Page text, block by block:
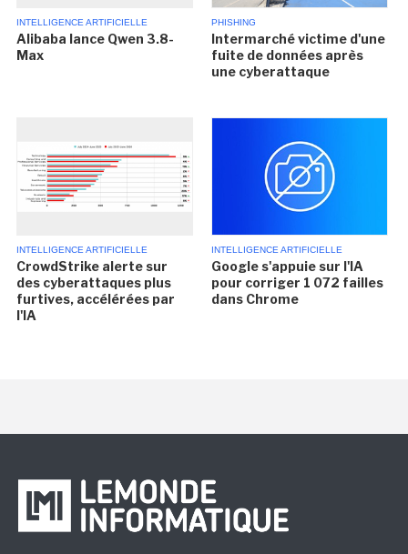
INTELLIGENCE ARTIFICIELLE
Alibaba lance Qwen 3.8-
Max
PHISHING
Intermarché victime d'une
fuite de données après
une cyberattaque
INTELLIGENCE ARTIFICIELLE
CrowdStrike alerte sur
des cyberattaques plus
furtives, accélérées par
l'IA
INTELLIGENCE ARTIFICIELLE
Google s'appuie sur l'IA
pour corriger 1 072 failles
dans Chrome